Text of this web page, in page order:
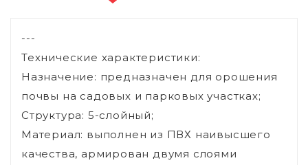
---
Технические характеристики:
Назначение: предназначен для орошения
почвы на садовых и парковых участках;
Структура: 5-слойный;
Материал: выполнен из ПВХ наивысшего
качества, армирован двумя слоями